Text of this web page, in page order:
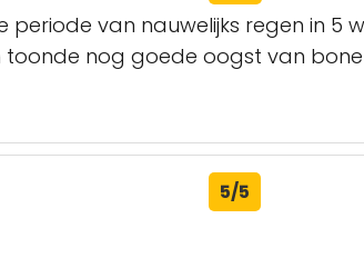
van nauwelijks regen in 5
nog goede oogst van
5/5